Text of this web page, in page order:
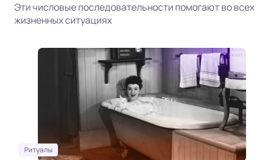
Эти числовые последовательности помогают во всех
жизненных ситуациях
Ритуалы